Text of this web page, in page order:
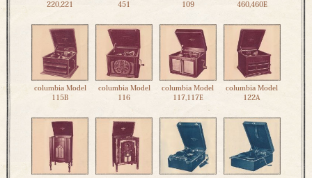
220,221
451
109
460,460E
columbia Model
115B
columbia Model
116
columbia Model
117,117E
columbia Model
122A